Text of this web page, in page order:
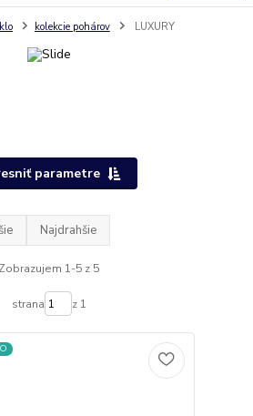
kolekcie pohárov LUXURY
parametre
Najdrahšie
Zobrazujem 1-5 z 5
strana z 1